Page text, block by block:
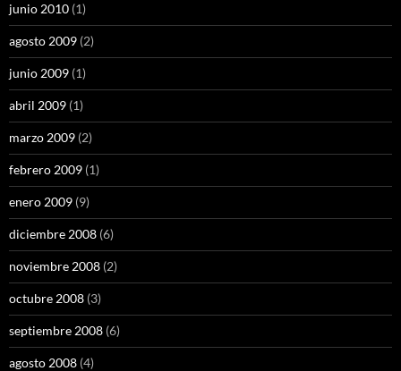
junio 2010 (1)
agosto 2009 (2)
junio 2009 (1)
abril 2009 (1)
marzo 2009 (2)
febrero 2009 (1)
enero 2009 (9)
diciembre 2008 (6)
noviembre 2008 (2)
octubre 2008 (3)
septiembre 2008 (6)
agosto 2008 (4)